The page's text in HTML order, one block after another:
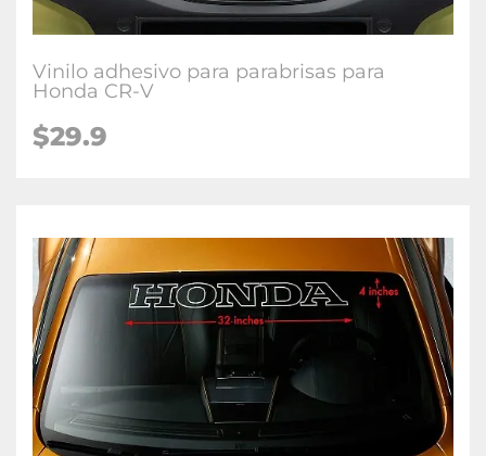
Vinilo adhesivo para parabrisas para
Honda CR-V
$29.9